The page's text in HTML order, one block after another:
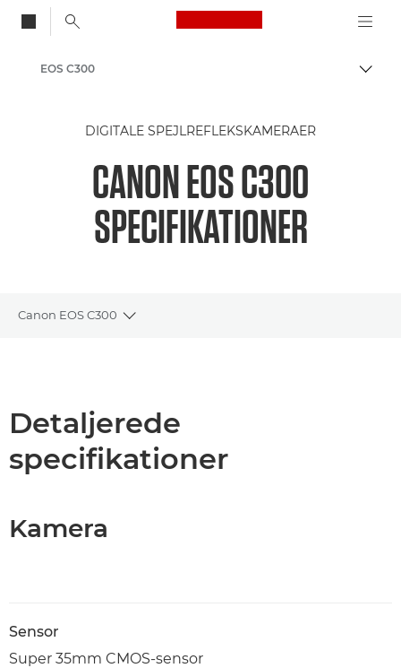
Canon Logo, back
Skift
EOS C300
DIGITALE SPEJLREFLEKSKAMERAER
CANON EOS C300
SPECIFIKATIONER
Canon EOS C300
Toggle breadcrumbs
Detaljerede
specifikationer
Kamera
Sensor
Super 35mm CMOS-sensor